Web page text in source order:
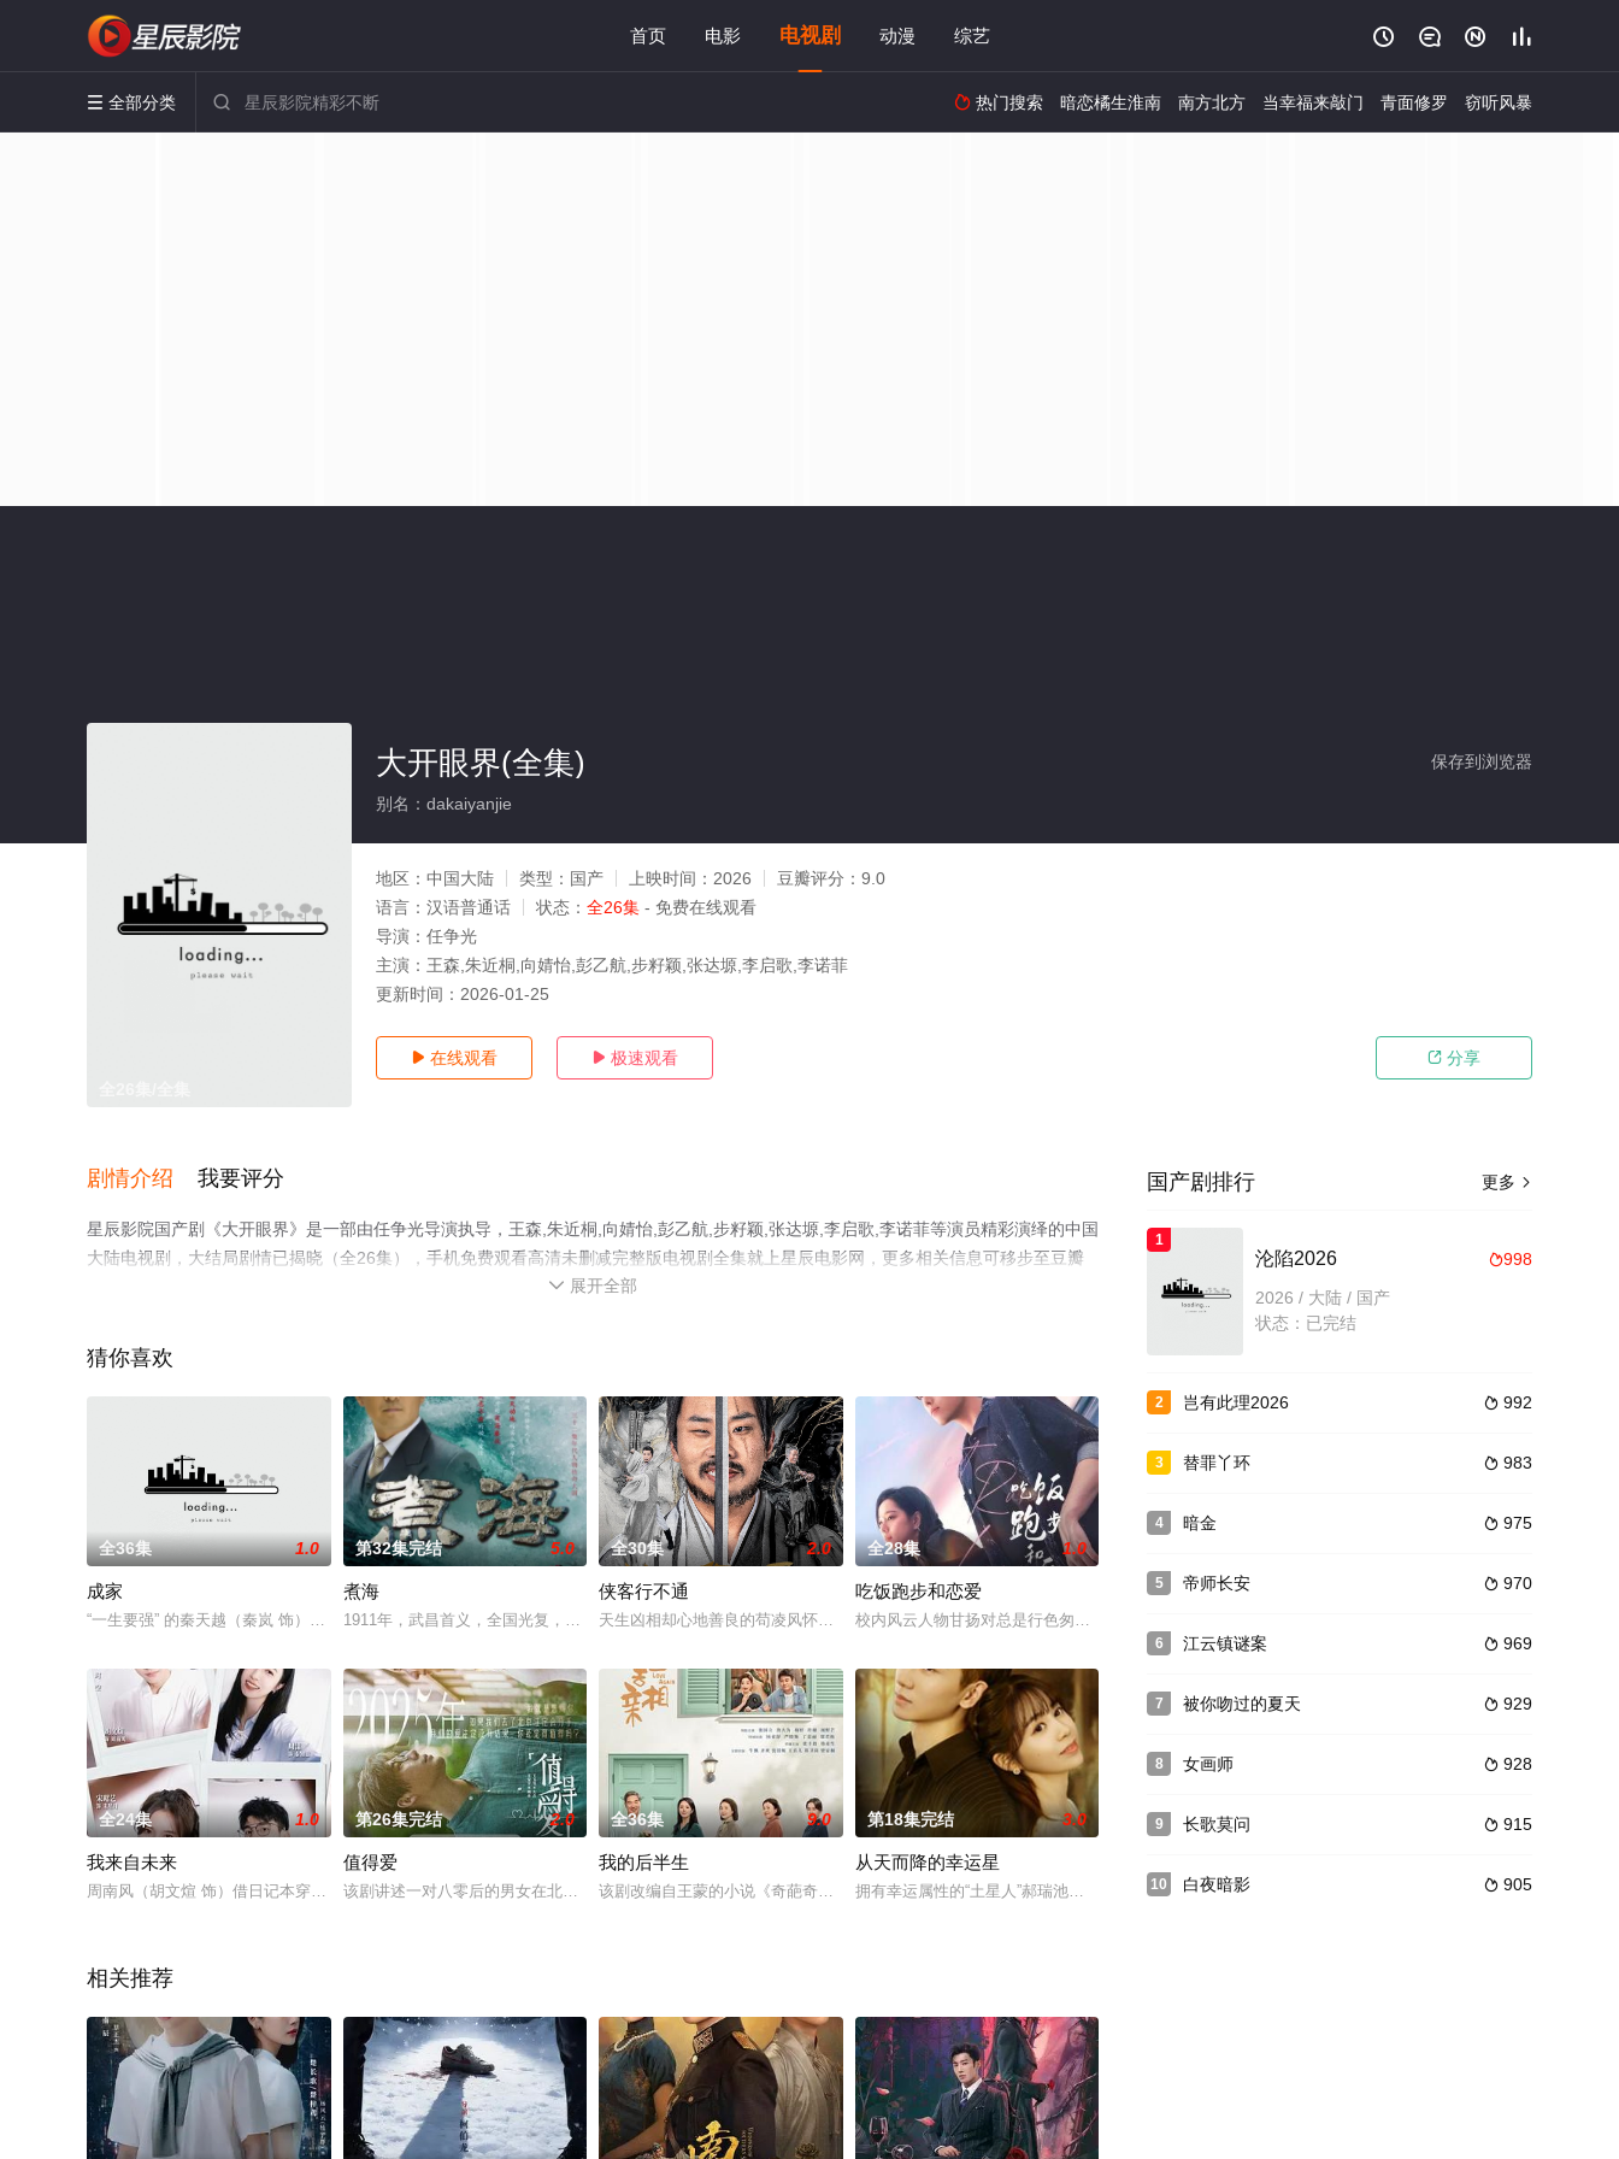
首页 电影 电视剧 动漫 综艺    
 全部分类   热门搜索 暗恋橘生淮南 南方北方 当幸福来敲门 青面修罗 窃听风暴
保存到浏览器
大开眼界(全集)
别名：dakaiyanjie
地区： 中国大陆 类型： 国产 上映时间： 2026 豆瓣评分： 9.0
语言： 汉语普通话 状态： 全26集 - 免费在线观看
导演： 任争光
主演： 王森,朱近桐,向婧怡,彭乙航,步籽颖,张达塬,李启歌,李诺菲
更新时间： 2026-01-25
 在线观看  极速观看  分享
剧情介绍 我要评分
星辰影院国产剧《大开眼界》是一部由任争光导演执导，王森,朱近桐,向婧怡,彭乙航,步籽颖,张达塬,李启歌,李诺菲等演员精彩演绎的中国
大陆电视剧，大结局剧情已揭晓（全26集），手机免费观看高清未删减完整版电视剧全集就上星辰电影网，更多相关信息可移步至豆瓣
 展开全部
猜你喜欢
全36集 1.0
成家
“一生要强” 的秦天越（秦岚 饰）被派遣至婚恋网站“牵手网”新收购的子公司思缔妮任职经理。理工科毕业的她热衷于用大数据帮助客户筛选和
第32集完结 5.0
煮海
1911年，武昌首义，全国光复，旭东满腔热忱的携妻从日本回国，意欲投身报国大业。其时，政府欲铸新币，财务总长举荐范旭东为督办。范旭东
全30集 2.0
侠客行不通
天生凶相却心地善良的苟凌风怀揣一个大侠梦，阴差阳错地误学了一身魔教武功踏入江湖，在世人的偏见与刁难之中，朝着自己的梦想艰难前行。
全28集 1.0
吃饭跑步和恋爱
校内风云人物甘扬对总是行色匆匆的女孩丁之童一见钟情。背负债务的丁之童从来不敢浪费时间谈恋爱，却被
全24集 1.0
我来自未来
周南风（胡文煊 饰）借日记本穿越回秦知意（周漾 饰）婚变前，试图阻止钟子夜（黄怀霆 饰）向秦知意复仇。时空交错中，钟子夜紧随穿越，不
第26集完结 2.0
值得爱
该剧讲述一对八零后的男女在北京平凡而又史诗般的爱情旅程。当最有才华的男生周水（王安宇 饰）碰到最仗义的女生大吉（王玉雯 饰），二人坠
全36集 9.0
我的后半生
该剧改编自王蒙的小说《奇葩奇葩处处哀》。
第18集完结 3.0
从天而降的幸运星
拥有幸运属性的“土星人”郝瑞池穿越来到了地球，遇上了不太走运的祁妙，两人展开了一段奇妙的爱情。
相关推荐
更多 
国产剧排行
1
998
沦陷2026
2026 / 大陆 / 国产
状态：已完结
2  992
岂有此理2026
3  983
替罪丫环
4  975
暗金
5  970
帝师长安
6  969
江云镇谜案
7  929
被你吻过的夏天
8  928
女画师
9  915
长歌莫问
10  905
白夜暗影